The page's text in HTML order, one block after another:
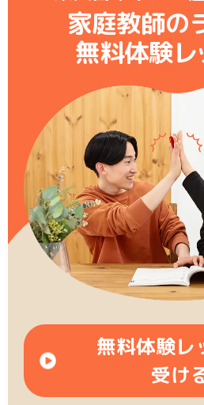
家庭教師の
無料体験レ
無料体験レ
受け